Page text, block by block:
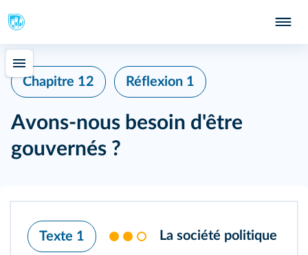
Chapitre 12 Réflexion 1
Avons‑nous besoin d'être
gouvernés ?
Texte 1
La société politique